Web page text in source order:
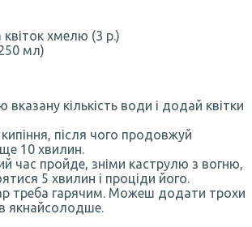
хмелю (3 р.)
мл)
кількість води і додай квітки
після чого продовжуй
10 хвилин.
час пройде, зніми каструлю з вогню,
5 хвилин і проціди його.
треба гарячим. Можеш додати трохи
якнайсолодше.